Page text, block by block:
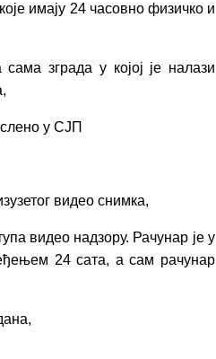
имају 24 часовно физичко и
зграда у којој је налази
у СЈП
видео снимка,
видео надзору. Рачунар је у
24 сата, а сам рачунар